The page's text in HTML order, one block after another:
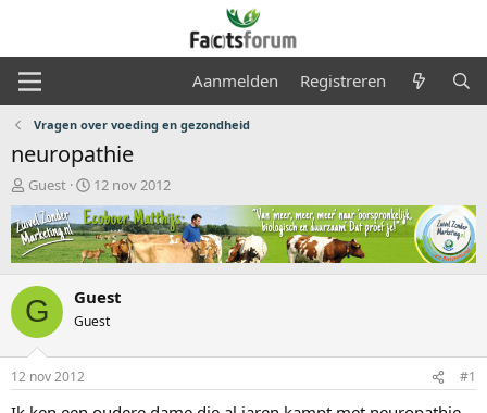
Aanmelden Registreren
Vragen over voeding en gezondheid
neuropathie
O
n
d
e
r
w
e
r
p
s
t
Guest
S
t
a
r
t
a
t
m
12 nov 2012
G Guest
Guest
12 nov 2012 #1